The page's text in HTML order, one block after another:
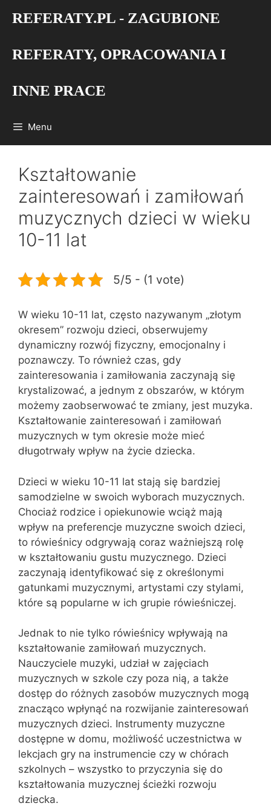
REFERATY.PL - ZAGUBIONE
REFERATY, OPRACOWANIA I
INNE PRACE
Menu
Kształtowanie
zainteresowań i zamiłowań
muzycznych dzieci w wieku
10-11 lat
5/5 - (1 vote)
W wieku 10-11 lat, często nazywanym „złotym
okresem” rozwoju dzieci, obserwujemy
dynamiczny rozwój fizyczny, emocjonalny i
poznawczy. To również czas, gdy
zainteresowania i zamiłowania zaczynają się
krystalizować, a jednym z obszarów, w którym
możemy zaobserwować te zmiany, jest muzyka.
Kształtowanie zainteresowań i zamiłowań
muzycznych w tym okresie może mieć
długotrwały wpływ na życie dziecka.
Dzieci w wieku 10-11 lat stają się bardziej
samodzielne w swoich wyborach muzycznych.
Chociaż rodzice i opiekunowie wciąż mają
wpływ na preferencje muzyczne swoich dzieci,
to rówieśnicy odgrywają coraz ważniejszą rolę
w kształtowaniu gustu muzycznego. Dzieci
zaczynają identyfikować się z określonymi
gatunkami muzycznymi, artystami czy stylami,
które są popularne w ich grupie rówieśniczej.
Jednak to nie tylko rówieśnicy wpływają na
kształtowanie zamiłowań muzycznych.
Nauczyciele muzyki, udział w zajęciach
muzycznych w szkole czy poza nią, a także
dostęp do różnych zasobów muzycznych mogą
znacząco wpłynąć na rozwijanie zainteresowań
muzycznych dzieci. Instrumenty muzyczne
dostępne w domu, możliwość uczestnictwa w
lekcjach gry na instrumencie czy w chórach
szkolnych – wszystko to przyczynia się do
kształtowania muzycznej ścieżki rozwoju
dziecka.